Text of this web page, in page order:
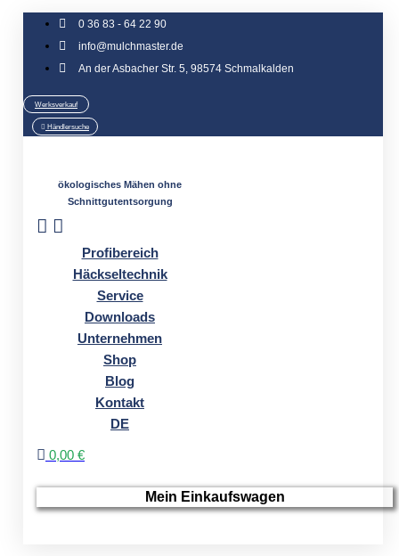
springen
0 36 83 - 64 22 90
info@mulchmaster.de
An der Asbacher Str. 5, 98574 Schmalkalden
Werksverkauf
Händlersuche
ökologisches Mähen ohne
Schnittgutentsorgung
Profibereich
Häckseltechnik
Service
Downloads
Unternehmen
Shop
Blog
Kontakt
DE
0,00 €
Mein Einkaufswagen